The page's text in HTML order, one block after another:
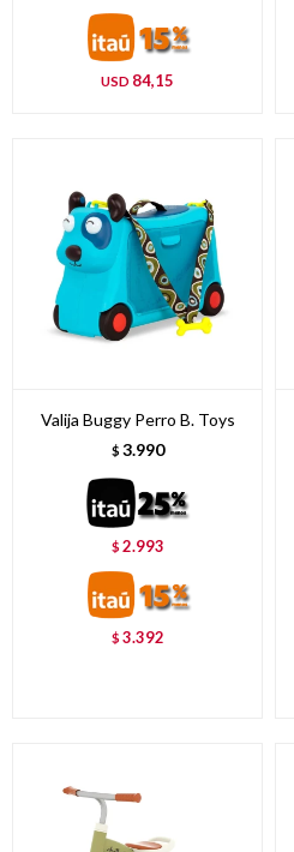
USD 84,15
Valija Buggy Perro B. Toys
$ 3.990
$2.993
$3.392